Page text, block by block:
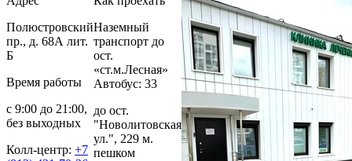
Полюстровский
пр., д. 68А лит.
Б
Время работы
с 9:00 до 21:00,
без выходных
Колл-центр: +7
Наземный
транспорт до
ост.
«ст.м.Лесная»
Автобус: 33
до ост.
"Новолитовская
ул.", 229 м.
пешком